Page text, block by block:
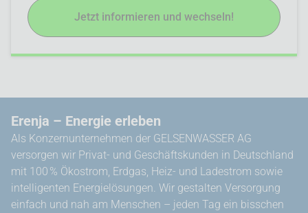
Jetzt informieren und wechseln!
Erenja – Energie erleben
Als Konzernunternehmen der GELSENWASSER AG
versorgen wir Privat- und Geschäftskunden in Deutschland
mit 100 % Ökostrom, Erdgas, Heiz- und Ladestrom sowie
intelligenten Energielösungen. Wir gestalten Versorgung
einfach und nah am Menschen – jeden Tag ein bisschen